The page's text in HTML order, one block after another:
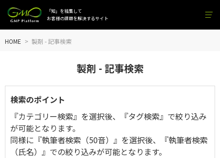
「知」を結集して
お客様の課題を解決するサイト
HOME 製剤 -記事検索
製剤 - 記事検索
検索のポイント
『カテゴリー検索』を選択後、『タグ検索』で絞り込み
が可能となります。
同様に『執筆者検索（50音）』を選択後、『執筆者検索
（氏名）』での絞り込みが可能となります。